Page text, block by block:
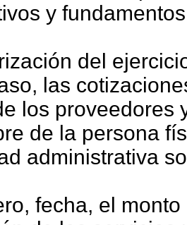
y
del
las
los proveedores
de la persona
administrativa
fecha, el